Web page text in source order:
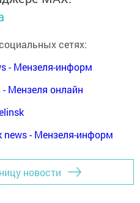
сетях:
- Мензеля-информ
Мензеля онлайн
news - Мензеля-информ
новости